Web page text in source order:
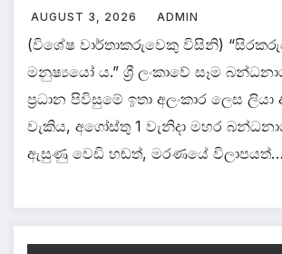
AUGUST 3, 2026 ADMIN
(විශේෂ වාර්තාකරුවෙකු විසිනි)
මනුෂ්‍යයෝ ය.” ශ්‍රී ලංකාවේ සෑම
ප්‍රධාන පිවිසුමේ ඉතා අලංකාර ලෙස
වැකිය, අගෝස්තු 1 වැනිදා මහර
ඇසුණු වෙඩි හඬත්, මරණයේ විලාපයත්…